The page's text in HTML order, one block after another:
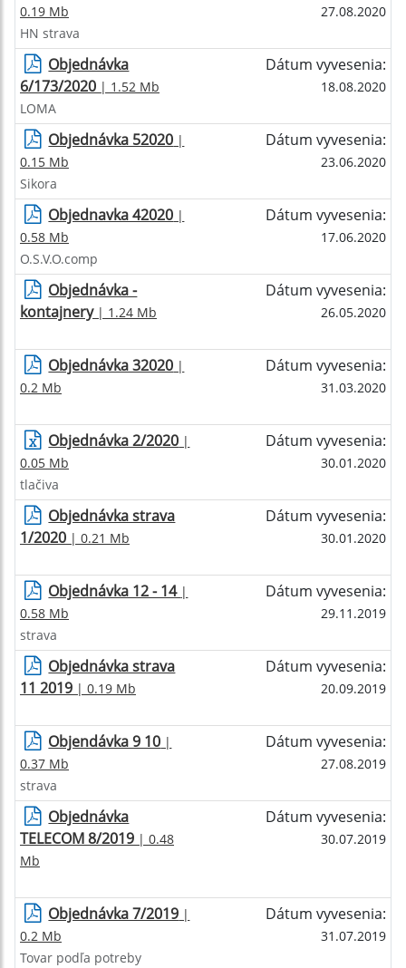
0.19 Mb
27.08.2020
HN strava
Objednávka
6/173/2020 | 1.52 Mb
Dátum vyvesenia:
18.08.2020
LOMA
Objednávka 52020 |
0.15 Mb
Dátum vyvesenia:
23.06.2020
Sikora
Objednavka 42020 |
0.58 Mb
Dátum vyvesenia:
17.06.2020
O.S.V.O.comp
Objednávka -
kontajnery| 1.24 Mb
Dátum vyvesenia:
26.05.2020
Objednávka 32020 |
0.2 Mb
Dátum vyvesenia:
31.03.2020
Objednávka 2/2020 |
0.05 Mb
Dátum vyvesenia:
30.01.2020
tlačiva
Objednávka strava
1/2020 | 0.21 Mb
Dátum vyvesenia:
30.01.2020
Objednávka 12 - 14 |
0.58 Mb
Dátum vyvesenia:
29.11.2019
strava
Objednávka strava
11 2019 | 0.19 Mb
Dátum vyvesenia:
20.09.2019
Objendávka 9 10 |
0.37 Mb
Dátum vyvesenia:
27.08.2019
strava
Objednávka
TELECOM 8/2019 | 0.48
Mb
Dátum vyvesenia:
30.07.2019
Objednávka 7/2019 |
0.2 Mb
Dátum vyvesenia:
31.07.2019
Tovar podľa potreby